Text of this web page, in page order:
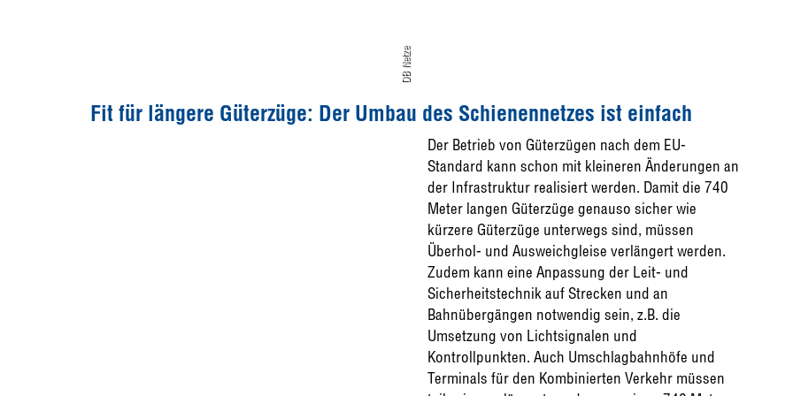
DB Netze
Fit für längere Güterzüge: Der Umbau des Schienennetzes ist einfach
Der Betrieb von Güterzügen nach dem EU-
Standard kann schon mit kleineren Änderungen an
der Infrastruktur realisiert werden. Damit die 740
Meter langen Güterzüge genauso sicher wie
kürzere Güterzüge unterwegs sind, müssen
Überhol- und Ausweichgleise verlängert werden.
Zudem kann eine Anpassung der Leit- und
Sicherheitstechnik auf Strecken und an
Bahnübergängen notwendig sein, z.B. die
Umsetzung von Lichtsignalen und
Kontrollpunkten. Auch Umschlagbahnhöfe und
Terminals für den Kombinierten Verkehr müssen